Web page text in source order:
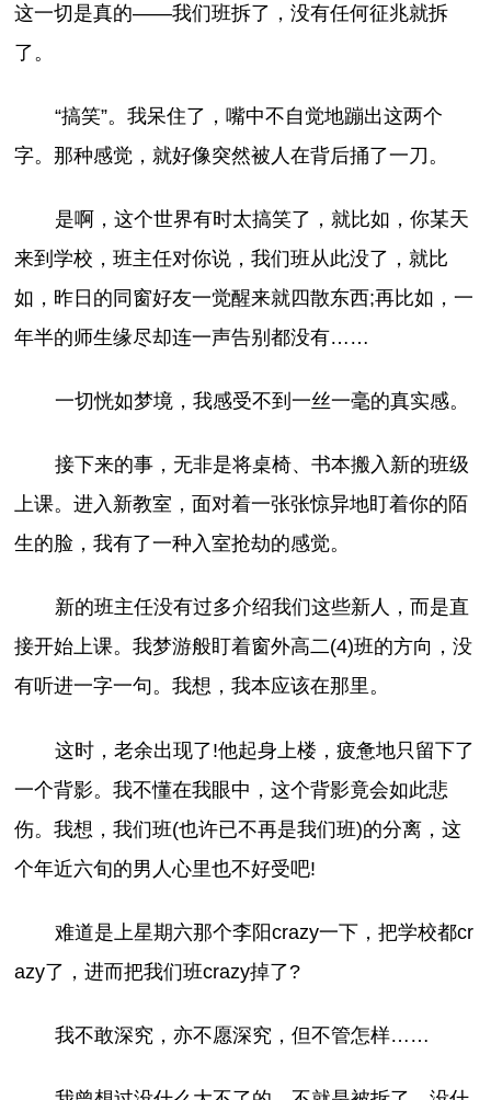
这一切是真的——我们班拆了，没有任何征兆就拆
了。
“搞笑”。我呆住了，嘴中不自觉地蹦出这两个
字。那种感觉，就好像突然被人在背后捅了一刀。
是啊，这个世界有时太搞笑了，就比如，你某天
来到学校，班主任对你说，我们班从此没了，就比
如，昨日的同窗好友一觉醒来就四散东西;再比如，一
年半的师生缘尽却连一声告别都没有……
一切恍如梦境，我感受不到一丝一毫的真实感。
接下来的事，无非是将桌椅、书本搬入新的班级
上课。进入新教室，面对着一张张惊异地盯着你的陌
生的脸，我有了一种入室抢劫的感觉。
新的班主任没有过多介绍我们这些新人，而是直
接开始上课。我梦游般盯着窗外高二(4)班的方向，没
有听进一字一句。我想，我本应该在那里。
这时，老余出现了!他起身上楼，疲惫地只留下了
一个背影。我不懂在我眼中，这个背影竟会如此悲
伤。我想，我们班(也许已不再是我们班)的分离，这
个年近六旬的男人心里也不好受吧!
难道是上星期六那个李阳crazy一下，把学校都cr
azy了，进而把我们班crazy掉了?
我不敢深究，亦不愿深究，但不管怎样……